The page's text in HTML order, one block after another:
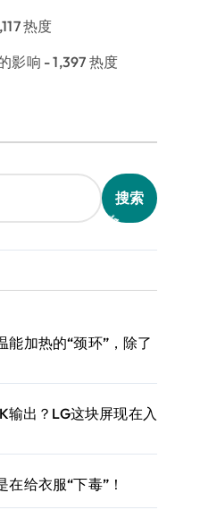
热度
影响 - 1,397 热度
搜索
能加热的“颈环”，除了
出？LG这块屏现在入
给衣服“下毒”！